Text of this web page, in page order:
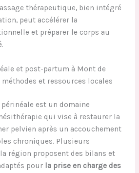
thérapeutique, bien intégré
peut accélérer la
et préparer le corps au
et post-partum à Mont de
méthodes et ressources locales
est un domaine
qui vise à restaurer la
pelvien après un accouchement
chroniques. Plusieurs
région proposent des bilans et
pour la prise en charge des